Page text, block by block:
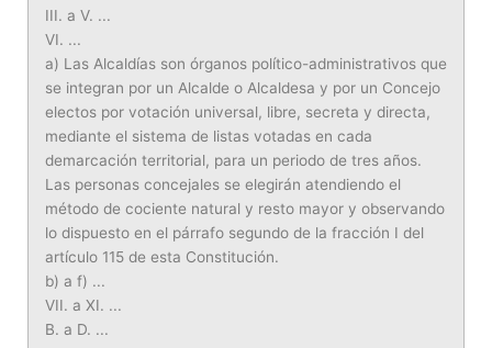
III. a V. ...
VI. ...
a) Las Alcaldías son órganos político-administrativos que
se integran por un Alcalde o Alcaldesa y por un Concejo
electos por votación universal, libre, secreta y directa,
mediante el sistema de listas votadas en cada
demarcación territorial, para un periodo de tres años.
Las personas concejales se elegirán atendiendo el
método de cociente natural y resto mayor y observando
lo dispuesto en el párrafo segundo de la fracción I del
artículo 115 de esta Constitución.
b) a f) ...
VII. a XI. ...
B. a D. ...